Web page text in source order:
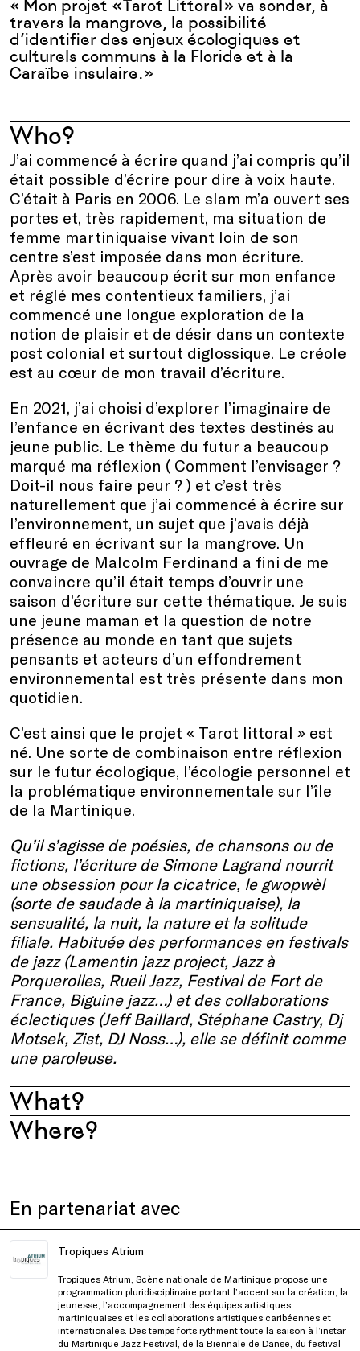
« Mon projet « Tarot Littoral » va sonder, à
travers la mangrove, la possibilité
d’identifier des enjeux écologiques et
culturels communs à la Floride et à la
Caraïbe insulaire. »
Who?
J’ai commencé à écrire quand j’ai compris qu’il
était possible d’écrire pour dire à voix haute.
C’était à Paris en 2006. Le slam m’a ouvert ses
portes et, très rapidement, ma situation de
femme martiniquaise vivant loin de son
centre s’est imposée dans mon écriture.
Après avoir beaucoup écrit sur mon enfance
et réglé mes contentieux familiers, j’ai
commencé une longue exploration de la
notion de plaisir et de désir dans un contexte
post colonial et surtout diglossique. Le créole
est au cœur de mon travail d’écriture.
En 2021, j’ai choisi d’explorer l’imaginaire de
l’enfance en écrivant des textes destinés au
jeune public. Le thème du futur a beaucoup
marqué ma réflexion ( Comment l’envisager ?
Doit-il nous faire peur ? ) et c’est très
naturellement que j’ai commencé à écrire sur
l’environnement, un sujet que j’avais déjà
effleuré en écrivant sur la mangrove. Un
ouvrage de Malcolm Ferdinand a fini de me
convaincre qu’il était temps d’ouvrir une
saison d’écriture sur cette thématique. Je suis
une jeune maman et la question de notre
présence au monde en tant que sujets
pensants et acteurs d’un effondrement
environnemental est très présente dans mon
quotidien.
C’est ainsi que le projet « Tarot littoral » est
né. Une sorte de combinaison entre réflexion
sur le futur écologique, l’écologie personnel et
la problématique environnementale sur l’île
de la Martinique.
Qu’il s’agisse de poésies, de chansons ou de
fictions, l’écriture de Simone Lagrand nourrit
une obsession pour la cicatrice, le gwopwèl
(sorte de saudade à la martiniquaise), la
sensualité, la nuit, la nature et la solitude
filiale. Habituée des performances en festivals
de jazz (Lamentin jazz project, Jazz à
Porquerolles, Rueil Jazz, Festival de Fort de
France, Biguine jazz…) et des collaborations
éclectiques (Jeff Baillard, Stéphane Castry, Dj
Motsek, Zist, DJ Noss…), elle se définit comme
une paroleuse.
What?
Where?
En partenariat avec
Tropiques Atrium
Tropiques Atrium, Scène nationale de Martinique propose une
programmation pluridisciplinaire portant l’accent sur la création, la
jeunesse, l’accompagnement des équipes artistiques
martiniquaises et les collaborations artistiques caribéennes et
internationales. Des temps forts rythment toute la saison à l’instar
du Martinique Jazz Festival, de la Biennale de Danse, du festival